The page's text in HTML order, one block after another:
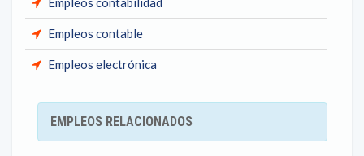
Empleos contable
Empleos electrónica
EMPLEOS RELACIONADOS